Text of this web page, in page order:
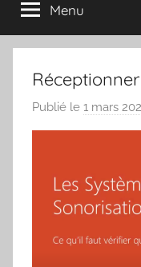
Menu
Réceptionner
Publié le 1 mars